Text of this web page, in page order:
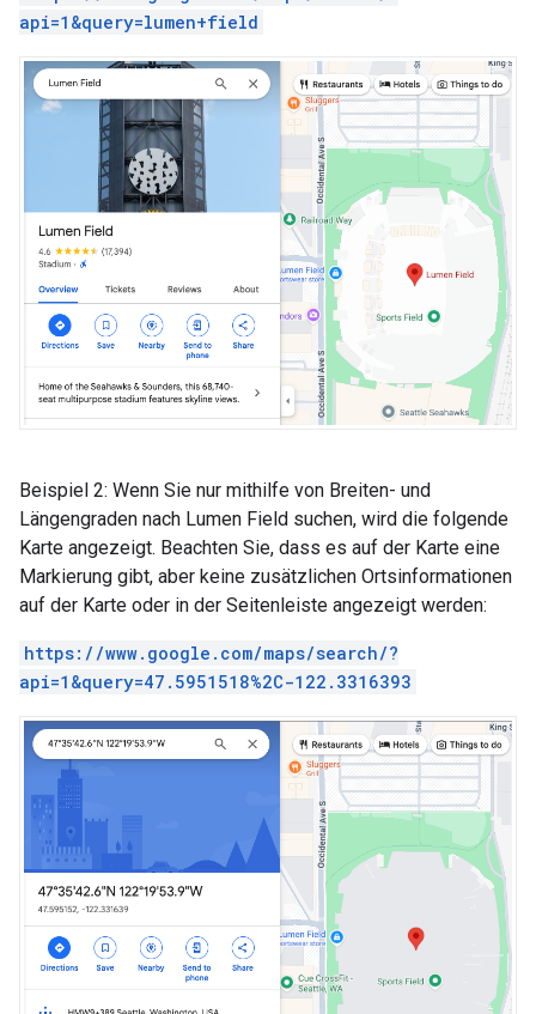
api=1&query=lumen+field
Beispiel 2: Wenn Sie nur mithilfe von Breiten- und
Längengraden nach Lumen Field suchen, wird die folgende
Karte angezeigt. Beachten Sie, dass es auf der Karte eine
Markierung gibt, aber keine zusätzlichen Ortsinformationen
auf der Karte oder in der Seitenleiste angezeigt werden:
https://www.google.com/maps/search/?
api=1&query=47.5951518%2C-122.3316393